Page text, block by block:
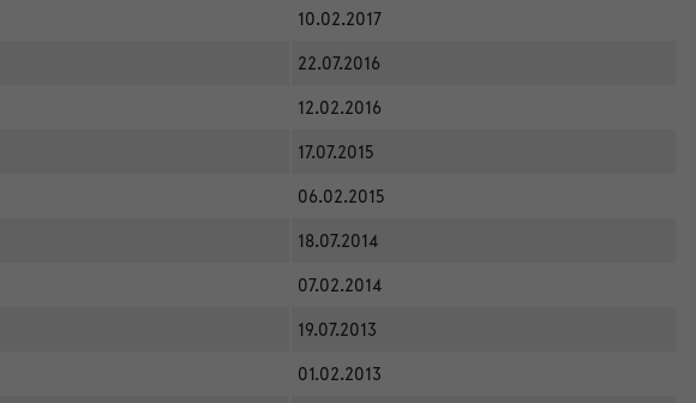
10.02.2017
22.07.2016
12.02.2016
17.07.2015
06.02.2015
18.07.2014
07.02.2014
19.07.2013
01.02.2013